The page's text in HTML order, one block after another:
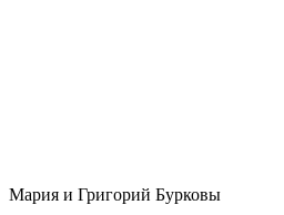
Мария и Григорий Бурковы